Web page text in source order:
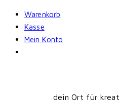
Skip
content
Warenkorb
Kasse
Mein Konto
dein Ort für